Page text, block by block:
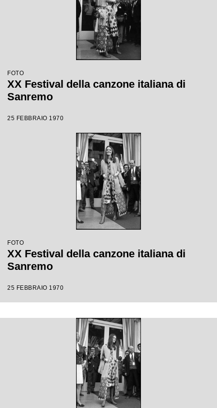
FOTO
XX Festival della canzone italiana di
Sanremo
25 FEBBRAIO 1970
FOTO
XX Festival della canzone italiana di
Sanremo
25 FEBBRAIO 1970